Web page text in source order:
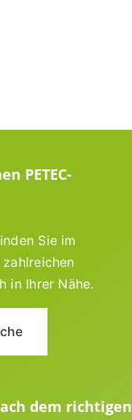
PETEC-
Sie im
in Ihrer Nähe.
dem richtigen